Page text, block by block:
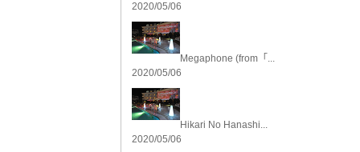
2020/05/06
Megaphone (from「...
2020/05/06
Hikari No Hanashi...
2020/05/06